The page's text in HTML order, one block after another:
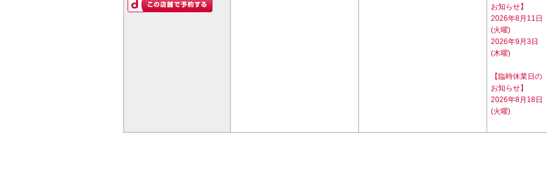
お知らせ】
2026年8月11日
(火曜)
2026年9月3日
(木曜)
【臨時休業日の
お知らせ】
2026年8月18日
(火曜)